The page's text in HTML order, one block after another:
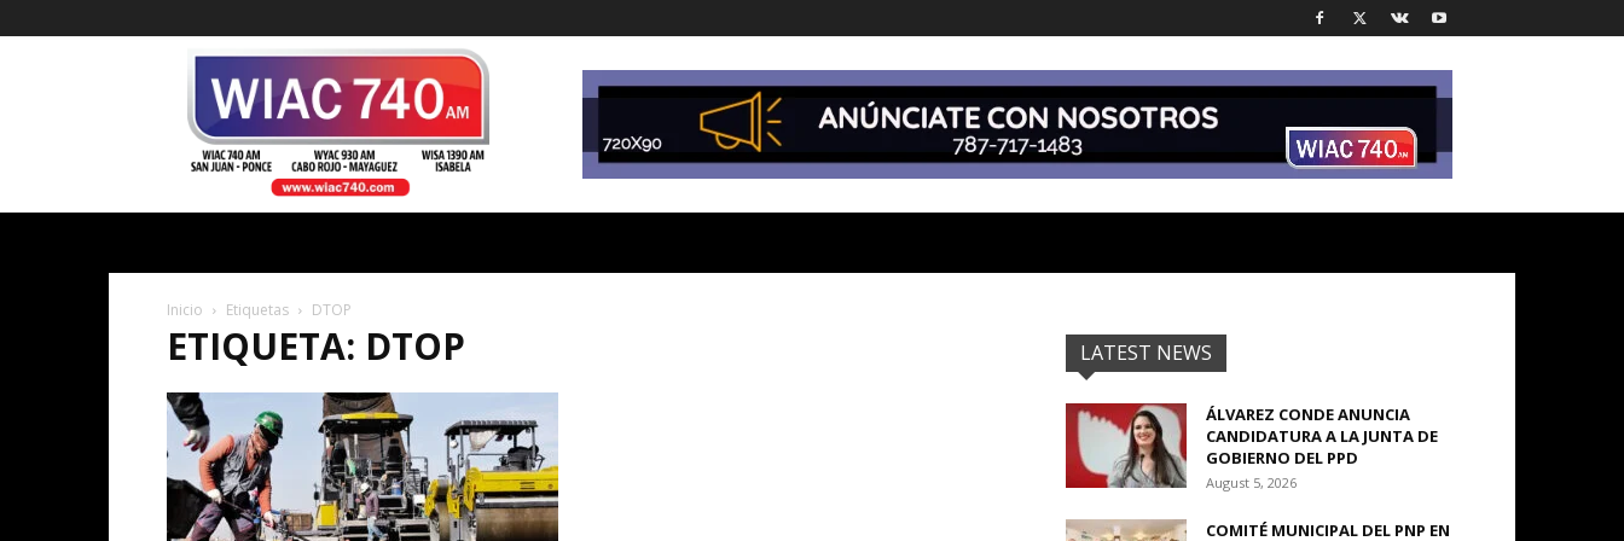
Inicio Etiquetas DTOP
ETIQUETA: DTOP LATEST NEWS
ÁLVAREZ CONDE ANUNCIA
CANDIDATURA A LA JUNTA DE
GOBIERNO DEL PPD
August 5, 2026
COMITÉ MUNICIPAL DEL PNP EN